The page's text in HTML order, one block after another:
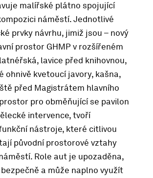
malířské plátno spojující
náměstí. Jednotlivé
prvky návrhu, jimiž jsou – nový
prostor GHMP v rozšířeném
lavice před knihovnou,
ohnivě kvetoucí javory, kašna,
před Magistrátem hlavního
pro obměňující se pavilon
intervence, tvoří
nástroje, které citlivou
původní prostorové vztahy
Role aut je upozaděna,
a může naplno využít